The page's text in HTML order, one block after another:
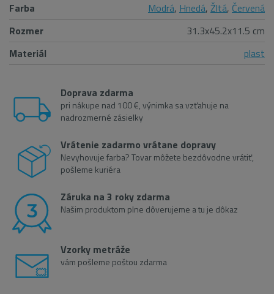
Farba Modrá, Hnedá, Žltá, Červená
Rozmer
31.3x45.2x11.5 cm
Materiál
plast
Doprava zdarma
pri nákupe nad 100 €, výnimka sa vzťahuje na
nadrozmerné zásielky
Vrátenie zadarmo vrátane dopravy
Nevyhovuje farba? Tovar môžete bezdôvodne vrátiť,
pošleme kuriéra
Záruka na 3 roky zdarma
Našim produktom plne dôverujeme a tu je dôkaz
Vzorky metráže
vám pošleme poštou zdarma